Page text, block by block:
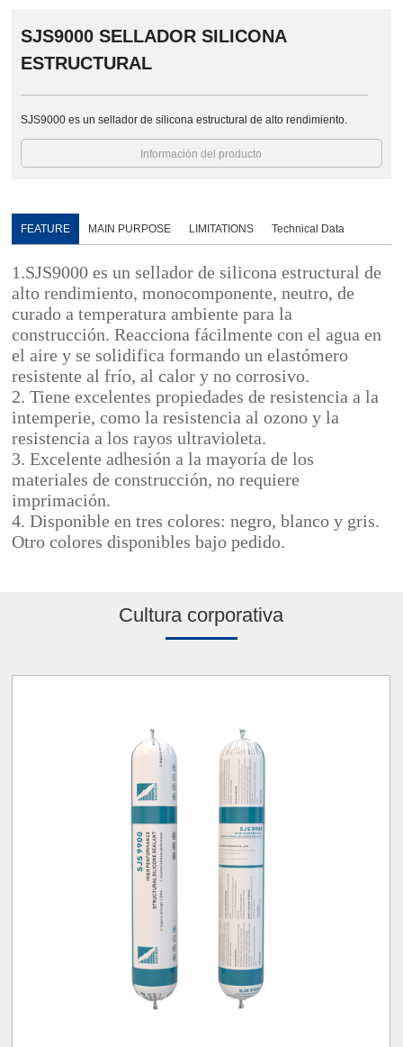
SJS9000 SELLADOR SILICONA
ESTRUCTURAL
SJS9000 es un sellador de silicona estructural de alto rendimiento.
Información del producto
FEATURE MAIN PURPOSE LIMITATIONS Technical Data
1.SJS9000 es un sellador de silicona estructural de
alto rendimiento, monocomponente, neutro, de
curado a temperatura ambiente para la
construcción. Reacciona fácilmente con el agua en
el aire y se solidifica formando un elastómero
resistente al frío, al calor y no corrosivo.
2. Tiene excelentes propiedades de resistencia a la
intemperie, como la resistencia al ozono y la
resistencia a los rayos ultravioleta.
3. Excelente adhesión a la mayoría de los
materiales de construcción, no requiere
imprimación.
4. Disponible en tres colores: negro, blanco y gris.
Otro colores disponibles bajo pedido.
Cultura corporativa